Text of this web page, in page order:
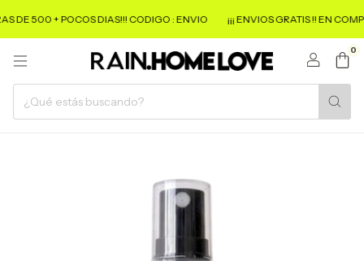
DE 500 + POCOS DIAS!!! CODIGO : ENVIO ¡¡¡ ENVIOS GRATIS !! EN
0